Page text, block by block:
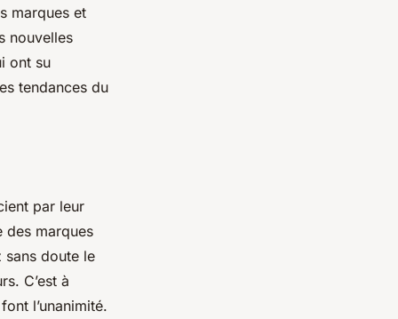
marques et
nouvelles
ont su
tendances du
par leur
des marques
sans doute le
C’est à
l’unanimité.